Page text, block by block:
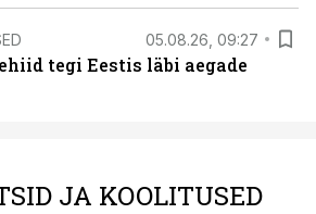
05.08.26, 09:27
tegi Eestis läbi aegade
JA KOOLITUSED